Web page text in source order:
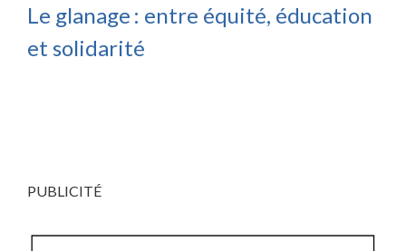
Le glanage : entre équité, éducation
et solidarité
PUBLICITÉ